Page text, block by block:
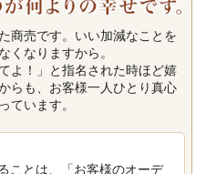
商売です。いい加減なことを
くなりますから。
よ！」と指名された時ほど嬉
らも、お客様一人ひとり真心
ています。
ことは、「お客様のオーデ